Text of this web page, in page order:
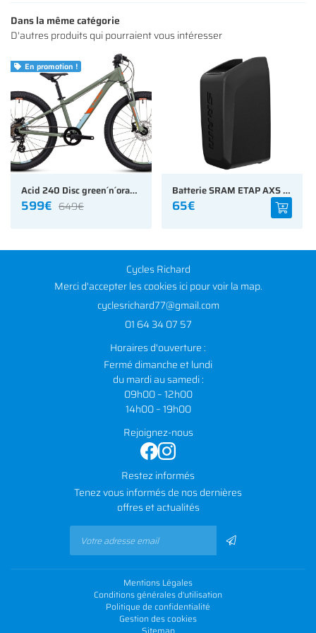
MODÈLES
ACTUALITÉS
CONTACT
Rejoignez-
INSCRIPTION
Dans la même catégorie
D'autres produits qui pourraient vous intéresser
 En promotion !
Acid 240 Disc green´n´orange
599€ 649€
Batterie SRAM ETAP AXS / EAGLE AXS / ROCKSHOX REVERB AXS
65€
Cycles Richard
Merci d'accepter les cookiesicipour voir la map.
01 64 34 07 57
Horaires d'ouverture :
Fermé dimanche et lundi
du mardi au samedi :
09h00 – 12h00
14h00 – 19h00
Rejoignez-nous
Restez informés
Tenez vous informés de nos dernières
offres et actualités
Mentions Légales
Conditions générales d'utilisation
Politique de confidentialité
Gestion des cookies